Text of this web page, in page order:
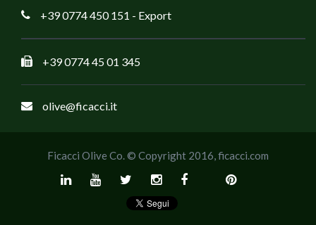
+39 0774 450 151 - Export
+39 0774 45 01 345
olive@ficacci.it
Ficacci Olive Co. © Copyright 2016, ficacci.com